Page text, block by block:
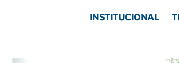
INSTITUCIONAL